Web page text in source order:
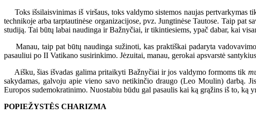
Toks išsilaisvinimas iš viršaus, toks valdymo sistemos naujas pertvarkymas
technikoje arba tarptautinėse organizacijose, pvz. Jungtinėse Tautose. Taip
studiją. Tai būtų labai naudinga ir Bažnyčiai, ir tikintiesiems, ypač dabar, kai
Manau, taip pat būtų naudinga sužinoti, kas praktiškai padaryta
pasauliui po II Vatikano susirinkimo. Jėzuitai, manau, gerokai apsvarstė
Aišku, šias išvadas galima pritaikyti Bažnyčiai ir jos valdymo formoms tik
sakydamas, galvoju apie vieno savo netikinčio draugo (Leo Moulin) darbą.
Europos sudemokratinimo. Nuostabiu būdu gal pasaulis kai ką grąžins iš to, ką
POPIEŽYSTĖS CHARIZMA